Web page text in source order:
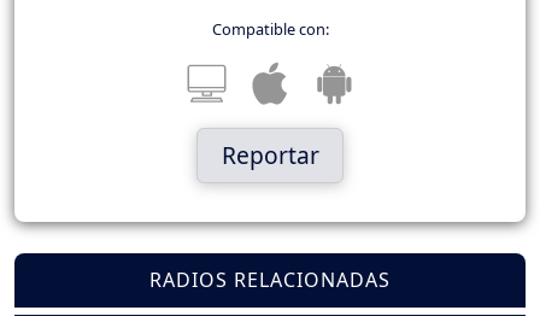
Compatible con:
Reportar
RADIOS RELACIONADAS